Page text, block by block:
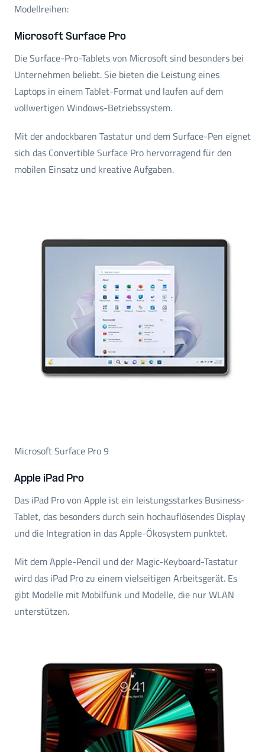
Modellreihen:
Microsoft Surface Pro
Die Surface-Pro-Tablets von Microsoft sind besonders bei
Unternehmen beliebt. Sie bieten die Leistung eines
Laptops in einem Tablet-Format und laufen auf dem
vollwertigen Windows-Betriebssystem.
Mit der andockbaren Tastatur und dem Surface-Pen eignet
sich das Convertible Surface Pro hervorragend für den
mobilen Einsatz und kreative Aufgaben.
Microsoft Surface Pro 9
Apple iPad Pro
Das iPad Pro von Apple ist ein leistungsstarkes Business-
Tablet, das besonders durch sein hochauflösendes Display
und die Integration in das Apple-Ökosystem punktet.
Mit dem Apple-Pencil und der Magic-Keyboard-Tastatur
wird das iPad Pro zu einem vielseitigen Arbeitsgerät. Es
gibt Modelle mit Mobilfunk und Modelle, die nur WLAN
unterstützen.